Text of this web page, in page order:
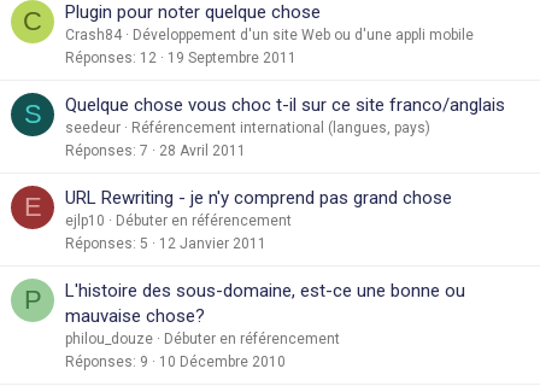
C Plugin pour noter quelque chose
Crash84
Développement d'un site Web ou d'une appli mobile
Réponses 12 19 Septembre 2011
S Quelque chose vous choc t-il sur ce site franco/anglais
seedeur
Référencement international (langues, pays)
Réponses 7 28 Avril 2011
E URL Rewriting - je n'y comprend pas grand chose
ejlp10
Débuter en référencement
Réponses 5 12 Janvier 2011
P
L'histoire des sous-domaine, est-ce une bonne ou
mauvaise chose?
philou_douze
Débuter en référencement
Réponses 9 10 Décembre 2010